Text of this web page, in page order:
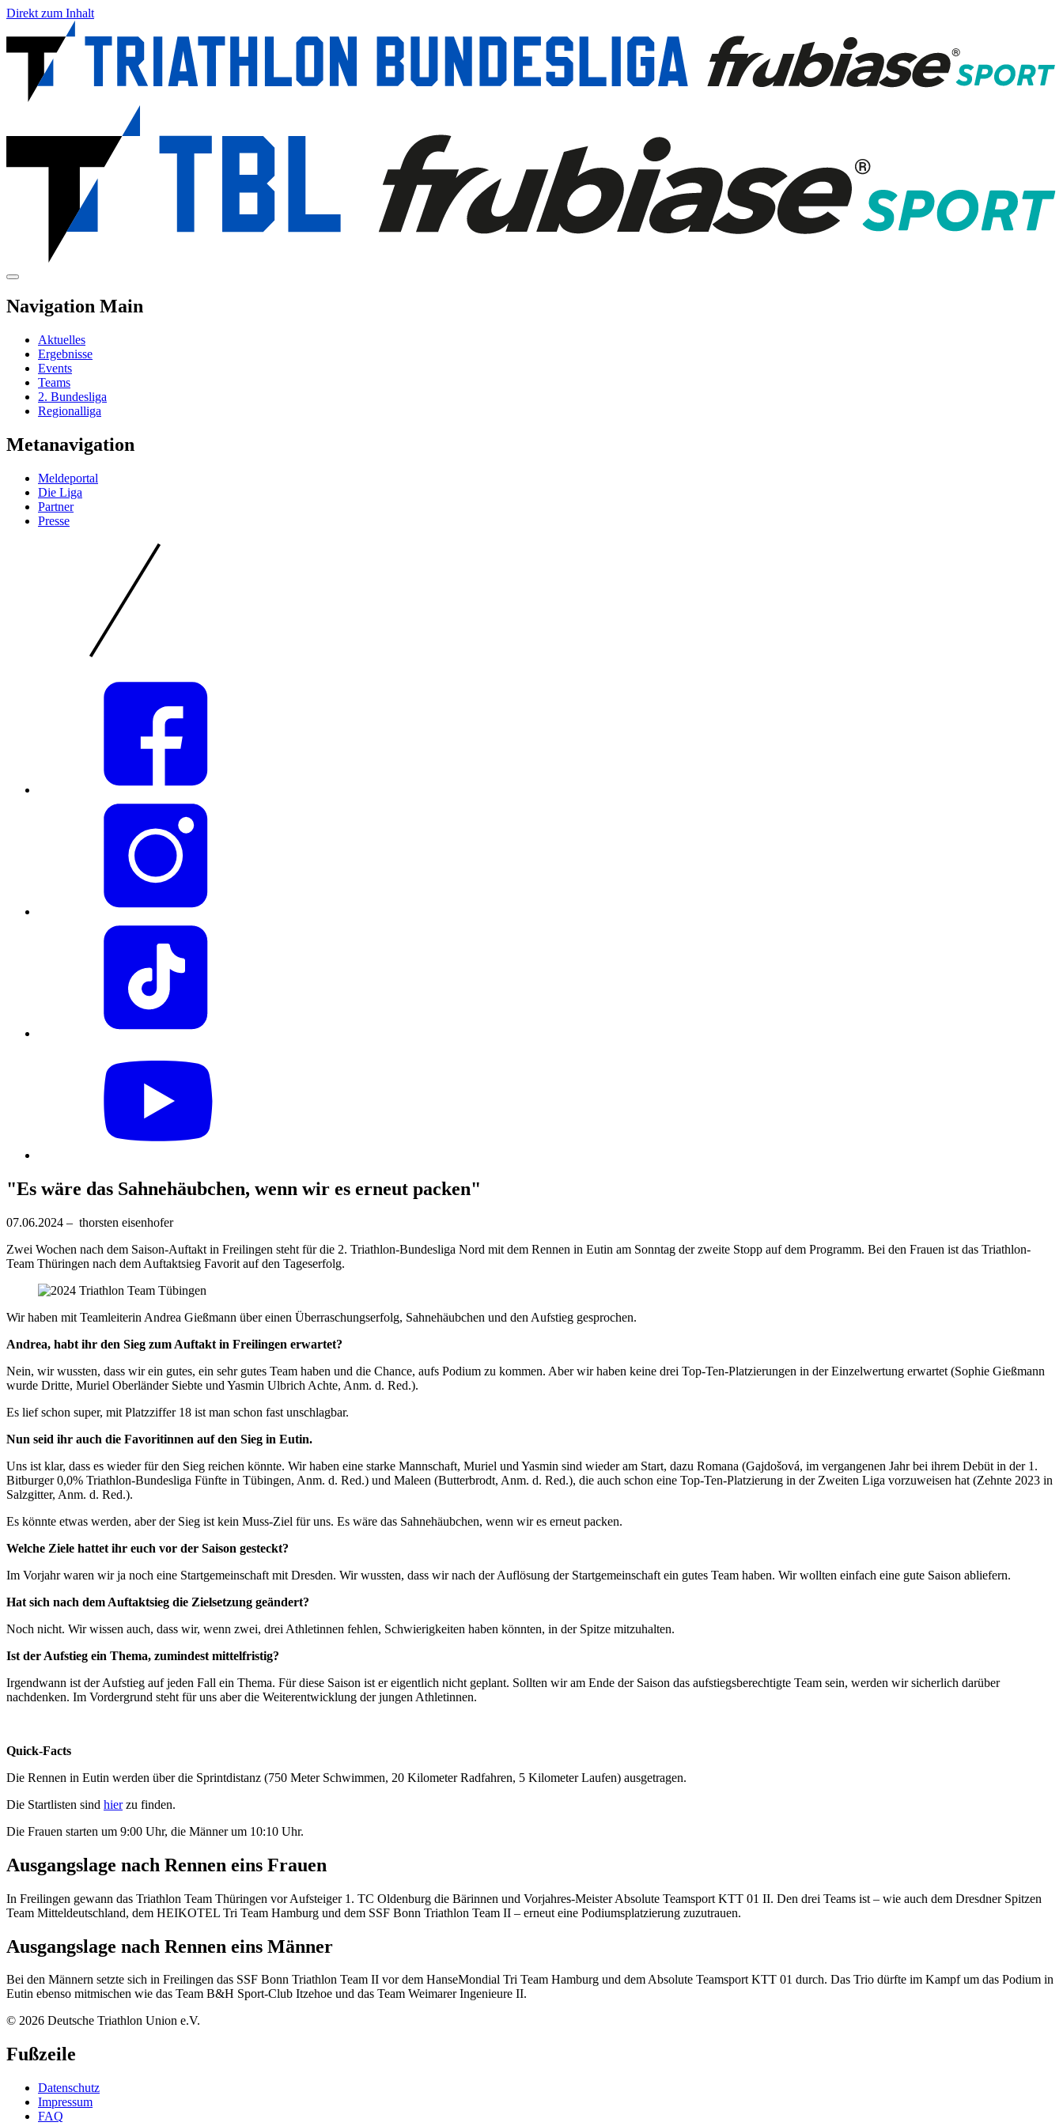
Direkt zum Inhalt
Navigation Main
Aktuelles
Ergebnisse
Events
Teams
2. Bundesliga
Regionalliga
Metanavigation
Meldeportal
Die Liga
Partner
Presse
"Es wäre das Sahnehäubchen, wenn wir es erneut packen"
07.06.2024 – thorsten eisenhofer
Zwei Wochen nach dem Saison-Auftakt in Freilingen steht für die 2. Triathlon-Bundesliga Nord mit dem Rennen in Eutin am Sonntag der zweite Stopp auf dem Programm. Bei den Frauen ist das Triathlon-
Team Thüringen nach dem Auftaktsieg Favorit auf den Tageserfolg.
Wir haben mit Teamleiterin Andrea Gießmann über einen Überraschungserfolg, Sahnehäubchen und den Aufstieg gesprochen.
Andrea, habt ihr den Sieg zum Auftakt in Freilingen erwartet?
Nein, wir wussten, dass wir ein gutes, ein sehr gutes Team haben und die Chance, aufs Podium zu kommen. Aber wir haben keine drei Top-Ten-Platzierungen in der Einzelwertung erwartet (Sophie Gießmann
wurde Dritte, Muriel Oberländer Siebte und Yasmin Ulbrich Achte, Anm. d. Red.).
Es lief schon super, mit Platzziffer 18 ist man schon fast unschlagbar.
Nun seid ihr auch die Favoritinnen auf den Sieg in Eutin.
Uns ist klar, dass es wieder für den Sieg reichen könnte. Wir haben eine starke Mannschaft, Muriel und Yasmin sind wieder am Start, dazu Romana (Gajdošová, im vergangenen Jahr bei ihrem Debüt in der 1.
Bitburger 0,0% Triathlon-Bundesliga Fünfte in Tübingen, Anm. d. Red.) und Maleen (Butterbrodt, Anm. d. Red.), die auch schon eine Top-Ten-Platzierung in der Zweiten Liga vorzuweisen hat (Zehnte 2023 in
Salzgitter, Anm. d. Red.).
Es könnte etwas werden, aber der Sieg ist kein Muss-Ziel für uns. Es wäre das Sahnehäubchen, wenn wir es erneut packen.
Welche Ziele hattet ihr euch vor der Saison gesteckt?
Im Vorjahr waren wir ja noch eine Startgemeinschaft mit Dresden. Wir wussten, dass wir nach der Auflösung der Startgemeinschaft ein gutes Team haben. Wir wollten einfach eine gute Saison abliefern.
Hat sich nach dem Auftaktsieg die Zielsetzung geändert?
Noch nicht. Wir wissen auch, dass wir, wenn zwei, drei Athletinnen fehlen, Schwierigkeiten haben könnten, in der Spitze mitzuhalten.
Ist der Aufstieg ein Thema, zumindest mittelfristig?
Irgendwann ist der Aufstieg auf jeden Fall ein Thema. Für diese Saison ist er eigentlich nicht geplant. Sollten wir am Ende der Saison das aufstiegsberechtigte Team sein, werden wir sicherlich darüber
nachdenken. Im Vordergrund steht für uns aber die Weiterentwicklung der jungen Athletinnen.
Quick-Facts
Die Rennen in Eutin werden über die Sprintdistanz (750 Meter Schwimmen, 20 Kilometer Radfahren, 5 Kilometer Laufen) ausgetragen.
Die Startlisten sind hierzu finden.
Die Frauen starten um 9:00 Uhr, die Männer um 10:10 Uhr.
Ausgangslage nach Rennen eins Frauen
In Freilingen gewann das Triathlon Team Thüringen vor Aufsteiger 1. TC Oldenburg die Bärinnen und Vorjahres-Meister Absolute Teamsport KTT 01 II. Den drei Teams ist – wie auch dem Dresdner Spitzen
Team Mitteldeutschland, dem HEIKOTEL Tri Team Hamburg und dem SSF Bonn Triathlon Team II – erneut eine Podiumsplatzierung zuzutrauen.
Ausgangslage nach Rennen eins Männer
Bei den Männern setzte sich in Freilingen das SSF Bonn Triathlon Team II vor dem HanseMondial Tri Team Hamburg und dem Absolute Teamsport KTT 01 durch. Das Trio dürfte im Kampf um das Podium in
Eutin ebenso mitmischen wie das Team B&H Sport-Club Itzehoe und das Team Weimarer Ingenieure II.
© 2026 Deutsche Triathlon Union e.V.
Fußzeile
Datenschutz
Impressum
FAQ